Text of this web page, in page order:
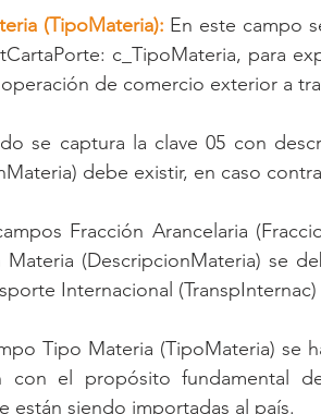
(TipoMateria): En este campo
c_TipoMateria, para
operación de comercio exterior a
se captura la clave 05 con
debe existir, en caso
Fracción Arancelaria
Materia (DescripcionMateria) se
Internacional (TranspInternac)
Tipo Materia (TipoMateria) se
con el propósito fundamental
están siendo importadas al país.